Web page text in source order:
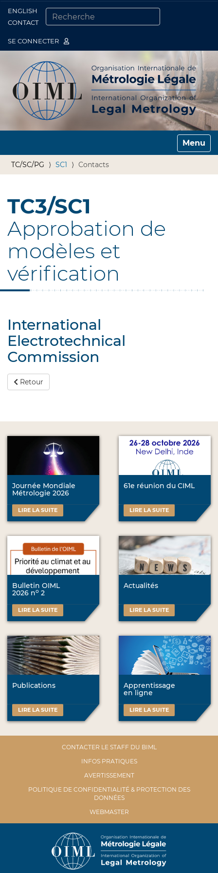
ENGLISH
CONTACT
SE CONNECTER
Toggle
TC/SC/PG SC1 Contacts
TC3/SC1
Approbation de
modèles et
vérification
International
Electrotechnical
Commission
Retour
Journée Mondiale
Métrologie 2026
LIRE LA SUITE
61e réunion du CIML
LIRE LA SUITE
Bulletin OIML
2026 no 2
LIRE LA SUITE
Actualités
LIRE LA SUITE
Publications
LIRE LA SUITE
Apprentissage
en ligne
LIRE LA SUITE
CONTACTER LE STAFF DU BIML
INFOS PRATIQUES
AVERTISSEMENT
POLITIQUE DE CONFIDENTIALITÉ & PROTECTION DES
DONNÉES
WEBMASTER